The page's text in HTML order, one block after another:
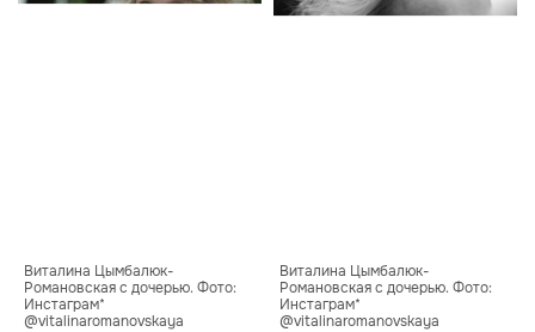
Виталина Цымбалюк-
Романовская с дочерью. Фото:
Инстаграм*
@vitalinaromanovskaya
Виталина Цымбалюк-
Романовская с дочерью. Фото:
Инстаграм*
@vitalinaromanovskaya